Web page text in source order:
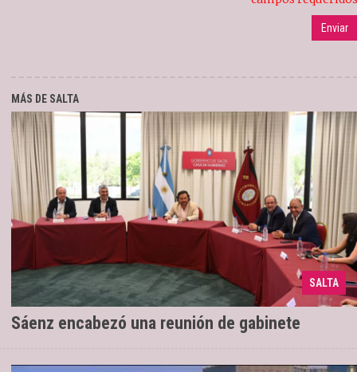
MÁS DE SALTA
SALTA
Sáenz encabezó una reunión de gabinete
10/12/2025 Se realizó un balance de gestión